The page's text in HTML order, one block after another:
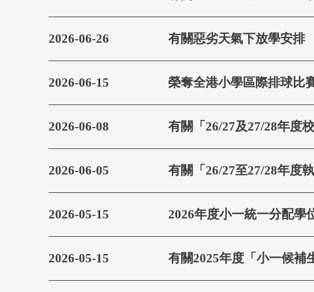
2026-06-26 有關惡劣天氣下放學安排
2026-06-15 榮奪全港小學區際排球比
2026-06-08 有關「26/27及27/28年度
2026-06-05 有關「26/27至27/28年度
2026-05-15 2026年度小一統一分配學
2026-05-15 有關2025年度「小一候補